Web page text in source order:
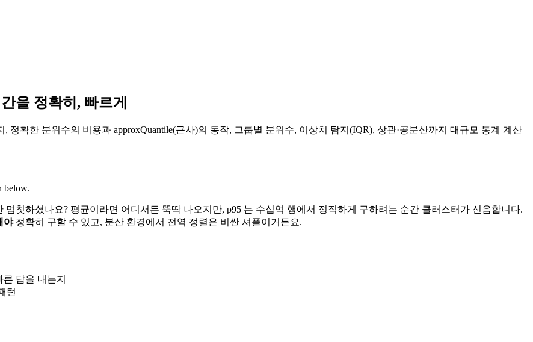
을 정확히, 빠르게
정확한 분위수의 비용과 approxQuantile(근사)의 동작, 그룹별 분위수, 이상치 탐지(IQR), 상관·공분산까지 대규모 통계 계산
below.
칫하셨나요? 평균이라면 어디서든 뚝딱 나오지만, p95 는 수십억 행에서 정직하게 구하려는 순간 클러스터가 신음합니다.
야정확히 구할 수 있고, 분산 환경에서 전역 정렬은 비싼 셔플이거든요.
답을 내는지
턴